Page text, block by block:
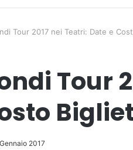
Tour 2017 nei Teatri: Date e
Tour
2017